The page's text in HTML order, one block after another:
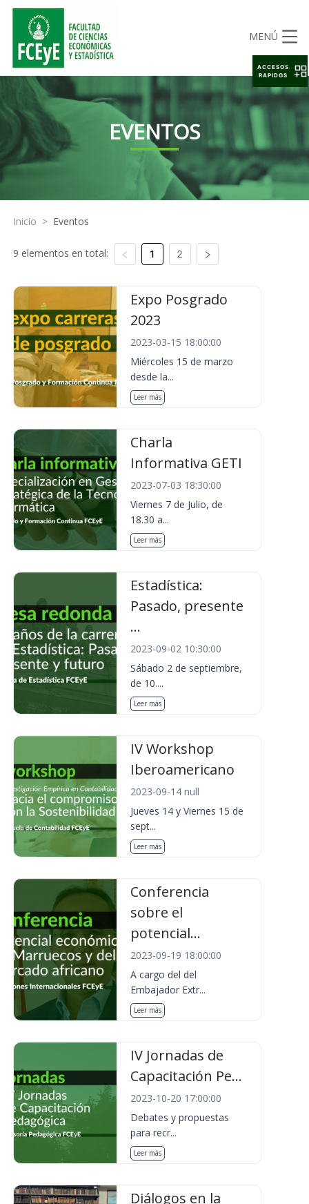
MENÚ
EVENTOS
Inicio > Eventos
9 elementos en total: 1 2
Expo Posgrado
2023
2023-03-15 18:00:00
Miércoles 15 de marzo
desde la...
Leer más
Charla
Informativa GETI
2023-07-03 18:30:00
Viernes 7 de Julio, de
18.30 a...
Leer más
Estadística:
Pasado, presente
...
2023-09-02 10:30:00
Sábado 2 de septiembre,
de 10....
Leer más
IV Workshop
Iberoamericano
2023-09-14 null
Jueves 14 y Viernes 15 de
sept...
Leer más
Conferencia
sobre el
potencial...
2023-09-19 18:00:00
A cargo del del
Embajador Extr...
Leer más
IV Jornadas de
Capacitación Pe...
2023-10-20 17:00:00
Debates y propuestas
para recr...
Leer más
Diálogos en la
ACCESOS
RAPIDOS